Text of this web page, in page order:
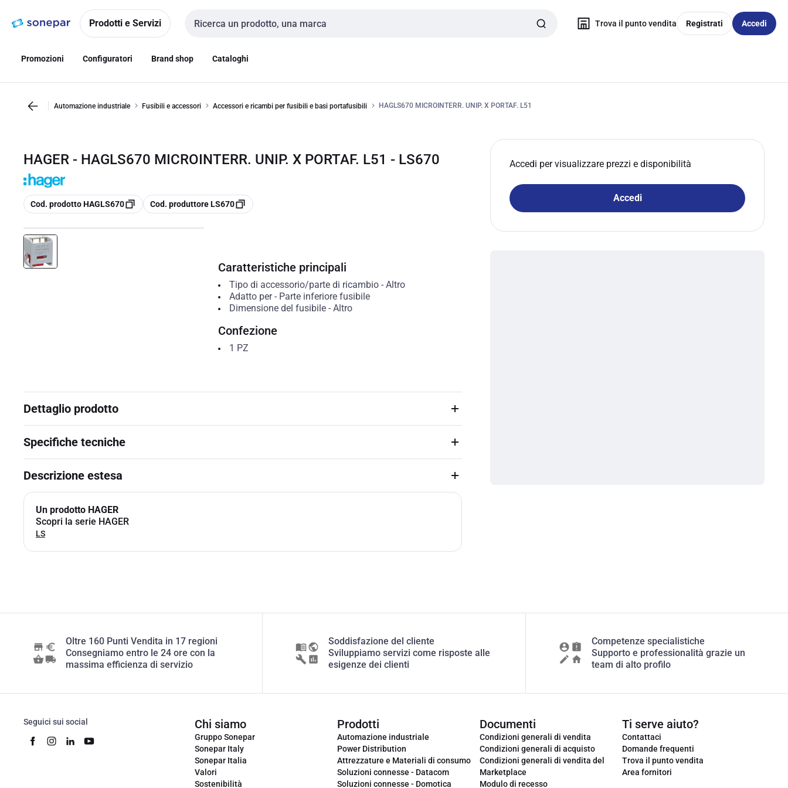
navigazionealla
Prodotti e Servizi
Cerca input
Trova il punto vendita Registrati Accedi
Promozioni Configuratori Brand shop Cataloghi
Automazione industriale Fusibili e accessori Accessori e ricambi per fusibili e basi portafusibili HAGLS670 MICROINTERR. UNIP. X PORTAF. L51
HAGER - HAGLS670 MICROINTERR. UNIP. X PORTAF. L51 - LS670
copia
Cod. prodotto HAGLS670 copia
Cod. produttore LS670
Accedi per visualizzare prezzi e disponibilità
Accedi
Caratteristiche principali
Tipo di accessorio/parte di ricambio- Altro
Adatto per- Parte inferiore fusibile
Dimensione del fusibile- Altro
Confezione
1 PZ
Dettaglio prodotto
Specifiche tecniche
Descrizione estesa
Un prodotto HAGER
Scopri la serie HAGER
LS
Oltre 160 Punti Vendita in 17 regioni
Consegniamo entro le 24 ore con la
massima efficienza di servizio
Soddisfazione del cliente
Sviluppiamo servizi come risposte alle
esigenze dei clienti
Competenze specialistiche
Supporto e professionalità grazie un
team di alto profilo
Seguici sui social Chi siamo
Gruppo Sonepar
Sonepar Italy
Sonepar Italia
Valori
Sostenibilità
Prodotti
Automazione industriale
Power Distribution
Attrezzature e Materiali di consumo
Soluzioni connesse - Datacom
Soluzioni connesse - Domotica
Documenti
Condizioni generali di vendita
Condizioni generali di acquisto
Condizioni generali di vendita del
Marketplace
Modulo di recesso
Ti serve aiuto?
Contattaci
Domande frequenti
Trova il punto vendita
Area fornitori